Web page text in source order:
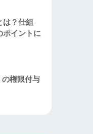
は？仕組
ポイントに
権限付与